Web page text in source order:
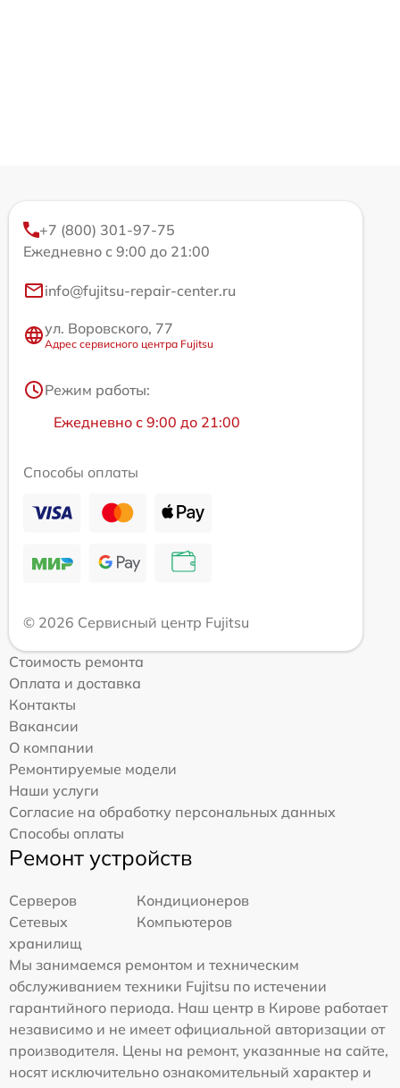
+7 (800) 301-97-75
Ежедневно с 9:00 до 21:00
info@fujitsu-repair-center.ru
ул. Воровского, 77
Адрес сервисного центра Fujitsu
Режим работы:
Ежедневно с 9:00 до 21:00
Способы оплаты
© 2026 Сервисный центр Fujitsu
Стоимость ремонта
Оплата и доставка
Контакты
Вакансии
О компании
Ремонтируемые модели
Наши услуги
Согласие на обработку персональных данных
Способы оплаты
Ремонт устройств
Серверов
Кондиционеров
Сетевых
хранилищ
Компьютеров
Мы занимаемся ремонтом и техническим
обслуживанием техники Fujitsu по истечении
гарантийного периода. Наш центр в Кирове работает
независимо и не имеет официальной авторизации от
производителя. Цены на ремонт, указанные на сайте,
носят исключительно ознакомительный характер и